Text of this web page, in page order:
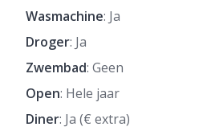
Wasmachine: Ja
Droger: Ja
Zwembad: Geen
Open: Hele jaar
Diner: Ja (€ extra)